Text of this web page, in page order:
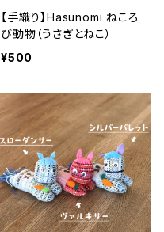
【手織り】Hasunomi ねころ
び動物（うさぎとねこ）
¥500